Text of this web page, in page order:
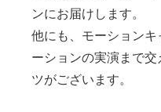
ンにお届けします。
他にも、モーション
ーションの実演まで
ツがございます。